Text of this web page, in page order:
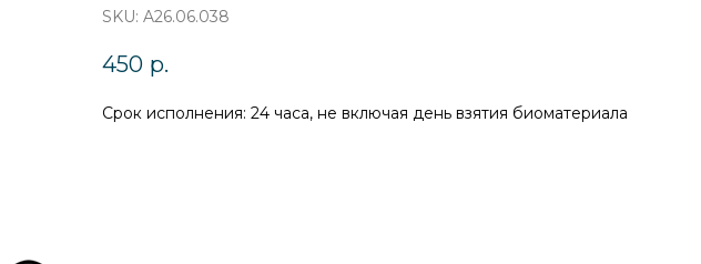
SKU: A26.06.038
450 р.
Срок исполнения: 24 часа, не включая день взятия биоматериала